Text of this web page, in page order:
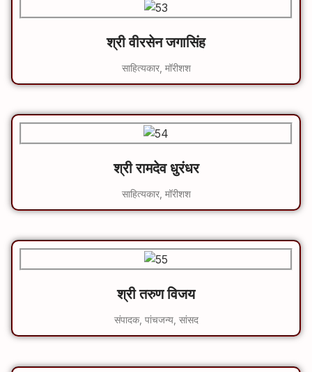
श्री वीरसेन जगासिंह
साहित्यकार, मॉरीशश
श्री रामदेव धुरंधर
साहित्यकार, मॉरीशश
श्री तरुण विजय
संपादक, पांचजन्य, सांसद